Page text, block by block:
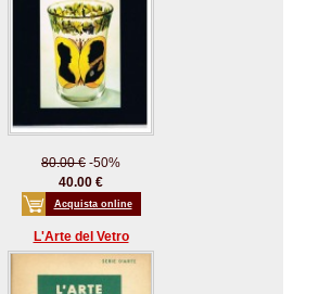
80.00 € -50%
40.00 €
Acquista online
L'Arte del Vetro